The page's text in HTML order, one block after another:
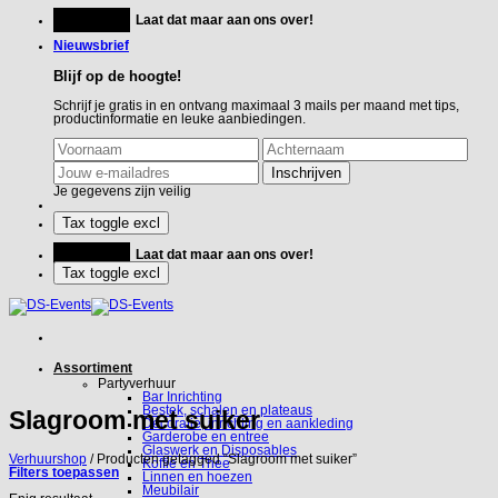
inhoud
Laat dat maar aan ons over!
Nieuwsbrief
Blijf op de hoogte!
Schrijf je gratis in en ontvang maximaal 3 mails per maand met tips,
productinformatie en leuke aanbiedingen.
Je gegevens zijn veilig
Laat dat maar aan ons over!
Assortiment
Partyverhuur
Bar Inrichting
Bestek, schalen en plateaus
Decoratie, inrichting en aankleding
Garderobe en entree
Glaswerk en Disposables
Koffie en Thee
Linnen en hoezen
Meubilair
Slagroom met suiker
Verhuurshop / Producten getagged “Slagroom met suiker”
Filters toepassen